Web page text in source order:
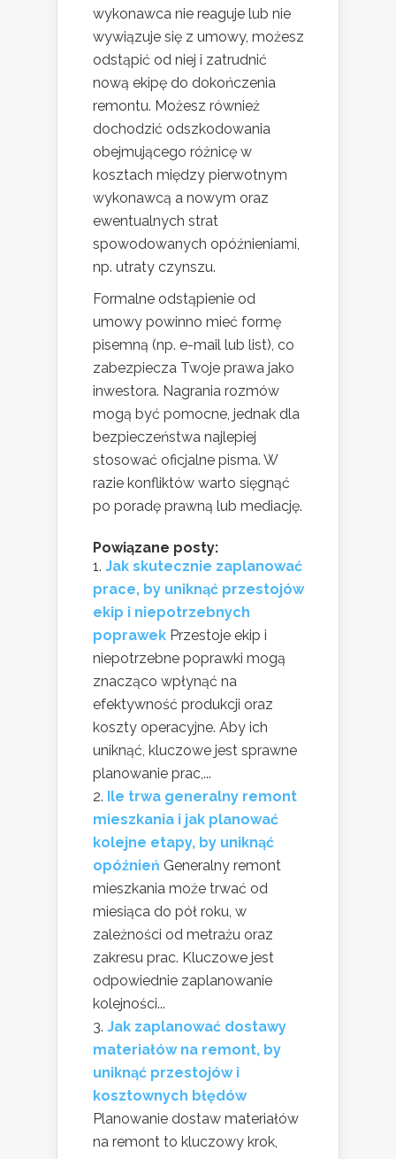
wykonawca nie reaguje lub nie
wywiązuje się z umowy, możesz
odstąpić od niej i zatrudnić
nową ekipę do dokończenia
remontu. Możesz również
dochodzić odszkodowania
obejmującego różnicę w
kosztach między pierwotnym
wykonawcą a nowym oraz
ewentualnych strat
spowodowanych opóźnieniami,
np. utraty czynszu.
Formalne odstąpienie od
umowy powinno mieć formę
pisemną (np. e-mail lub list), co
zabezpiecza Twoje prawa jako
inwestora. Nagrania rozmów
mogą być pomocne, jednak dla
bezpieczeństwa najlepiej
stosować oficjalne pisma. W
razie konfliktów warto sięgnąć
po poradę prawną lub mediację.
Powiązane posty:
Jak skutecznie zaplanować
prace, by uniknąć przestojów
ekip i niepotrzebnych
poprawek Przestoje ekip i
niepotrzebne poprawki mogą
znacząco wpłynąć na
efektywność produkcji oraz
koszty operacyjne. Aby ich
uniknąć, kluczowe jest sprawne
planowanie prac,...
Ile trwa generalny remont
mieszkania i jak planować
kolejne etapy, by uniknąć
opóźnień Generalny remont
mieszkania może trwać od
miesiąca do pół roku, w
zależności od metrażu oraz
zakresu prac. Kluczowe jest
odpowiednie zaplanowanie
kolejności...
Jak zaplanować dostawy
materiałów na remont, by
uniknąć przestojów i
kosztownych błędów
Planowanie dostaw materiałów
na remont to kluczowy krok,